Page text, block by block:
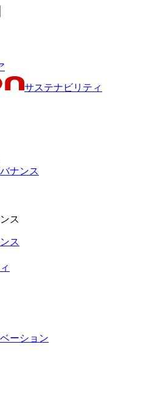
サステナビリティ
ナンス
ス
ス
ーション